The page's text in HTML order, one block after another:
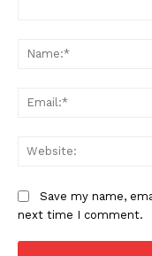
Save my name,
next time I comment.